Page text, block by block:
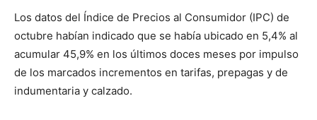
Los datos del Índice de Precios al Consumidor (IPC) de
octubre habían indicado que se había ubicado en 5,4% al
acumular 45,9% en los últimos doces meses por impulso
de los marcados incrementos en tarifas, prepagas y de
indumentaria y calzado.